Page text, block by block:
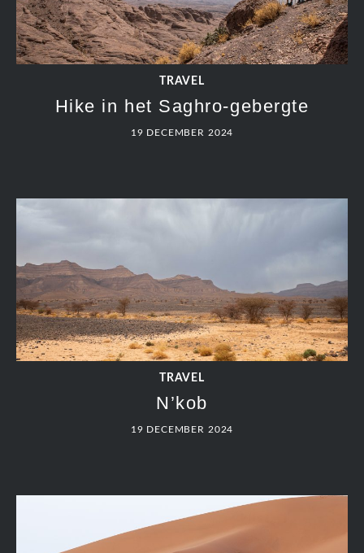
TRAVEL
Hike in het Saghro-gebergte
19 DECEMBER 2024
TRAVEL
N’kob
19 DECEMBER 2024